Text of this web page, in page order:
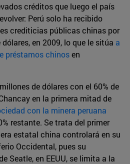
créditos que luego el país
Perú solo ha recibido
crediticias públicas chinas por
en 2009, lo que le sitúa a
préstamos chinosen
de dólares con el 60% de
en la primera mitad de
con la minera peruana
restante. Se trata del primer
estatal china controlará en su
Occidental, pues su
Seatle, en EEUU, se limita a la